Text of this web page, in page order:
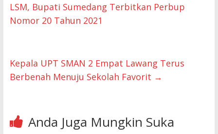
LSM, Bupati Sumedang Terbitkan Perbup
Nomor 20 Tahun 2021
Kepala UPT SMAN 2 Empat Lawang Terus
Berbenah Menuju Sekolah Favorit →
Anda Juga Mungkin Suka